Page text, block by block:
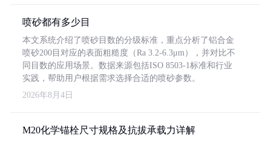
喷砂都有多少目
本文系统介绍了喷砂目数的分级标准，重点分析了铝合金
喷砂200目对应的表面粗糙度（Ra 3.2-6.3μm），并对比不
同目数的应用场景。数据来源包括ISO 8503-1标准和行业
实践，帮助用户根据需求选择合适的喷砂参数。
2026年8月4日
M20化学锚栓尺寸规格及抗拔承载力详解